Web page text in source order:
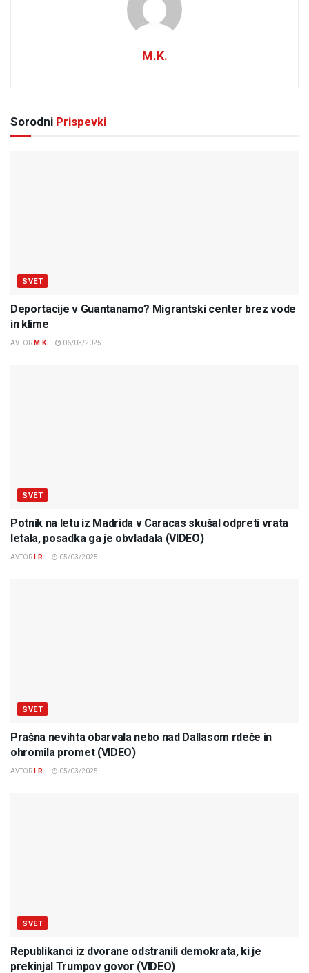
M.K.
Sorodni Prispevki
SVET
Deportacije v Guantanamo? Migrantski center brez vode
in klime
AVTOR M.K. 06/03/2025
SVET
Potnik na letu iz Madrida v Caracas skušal odpreti vrata
letala, posadka ga je obvladala (VIDEO)
AVTOR I.R. 05/03/2025
SVET
Prašna nevihta obarvala nebo nad Dallasom rdeče in
ohromila promet (VIDEO)
AVTOR I.R. 05/03/2025
SVET
Republikanci iz dvorane odstranili demokrata, ki je
prekinjal Trumpov govor (VIDEO)